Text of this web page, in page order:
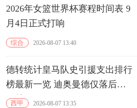
2026年女篮世界杯赛程时间表 9
月4日正式打响
综合 2026-08-07 13:40
德转统计皇马队史引援支出排行
榜最新一览 迪奥曼德仅落后于
贝林厄姆
西甲 2026-08-07 13:35